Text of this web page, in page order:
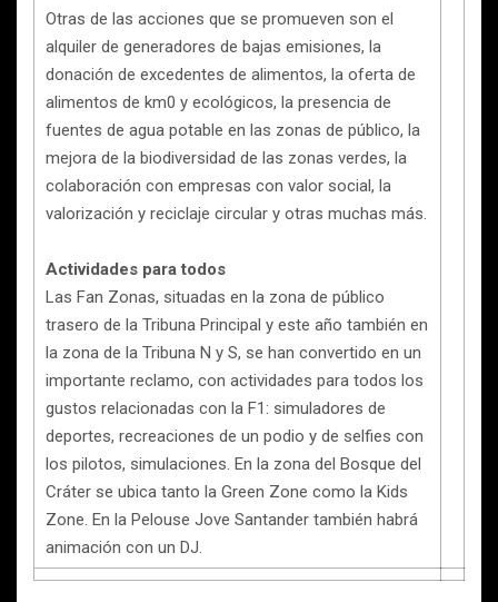
Otras de las acciones que se promueven son el
alquiler de generadores de bajas emisiones, la
donación de excedentes de alimentos, la oferta de
alimentos de km0 y ecológicos, la presencia de
fuentes de agua potable en las zonas de público, la
mejora de la biodiversidad de las zonas verdes, la
colaboración con empresas con valor social, la
valorización y reciclaje circular y otras muchas más.
Actividades para todos
Las Fan Zonas, situadas en la zona de público
trasero de la Tribuna Principal y este año también en
la zona de la Tribuna N y S, se han convertido en un
importante reclamo, con actividades para todos los
gustos relacionadas con la F1: simuladores de
deportes, recreaciones de un podio y de selfies con
los pilotos, simulaciones. En la zona del Bosque del
Cráter se ubica tanto la Green Zone como la Kids
Zone. En la Pelouse Jove Santander también habrá
animación con un DJ.